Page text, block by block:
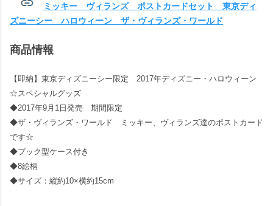
ミッキー ヴィランズ ポストカードセット 東京ディ
ズニーシー ハロウィーン ザ・ヴィランズ・ワールド
商品情報
【即納】東京ディズニーシー限定 2017年ディズニー・ハロウィーン
☆スペシャルグッズ
◆2017年9月1日発売 期間限定
◆ザ・ヴィランズ・ワールド ミッキー、ヴィランズ達のポストカード
です☆
◆ブック型ケース付き
◆8絵柄
◆サイズ：縦約10×横約15cm